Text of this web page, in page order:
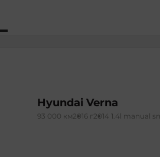
Hyundai Verna
93 000 км2016 г 2014 1.4l manual